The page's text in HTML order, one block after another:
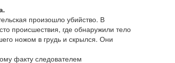
произошло убийство. В
происшествия, где обнаружили тело
ножом в грудь и скрылся. Они
факту следователем